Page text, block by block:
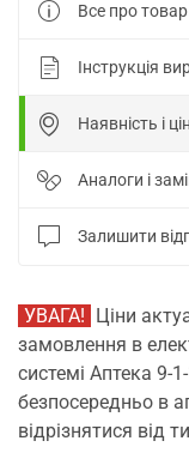
Все про товар
Інструкція
Наявність і
Аналоги і
Залишити
УВАГА! Ціни
замовлення в
системі Аптека 9-
безпосередньо в
відрізнятися від